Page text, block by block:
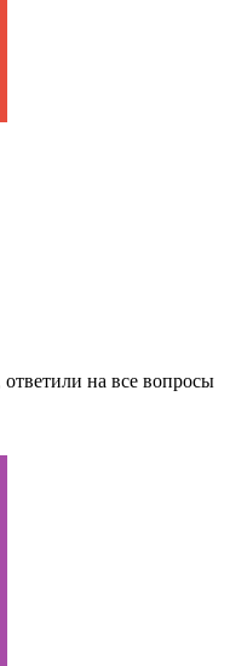
на все вопросы